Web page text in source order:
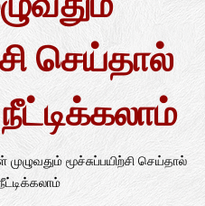
செய்தால்
முழுவதும் மூச்சுப்பயிற்சி செய்தால்